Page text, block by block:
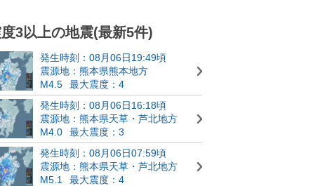
3以上の地震(最新5件)
発生時刻：08月06日19:49頃
震源地：熊本県熊本地方
M4.5
最大震度：4
発生時刻：08月06日16:18頃
震源地：熊本県天草・芦北地方
M4.0
最大震度：3
発生時刻：08月06日07:59頃
震源地：熊本県天草・芦北地方
M5.1
最大震度：4